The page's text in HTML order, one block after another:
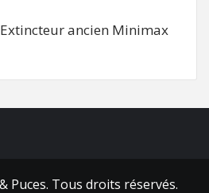
Extincteur ancien Minimax
Puces. Tous droits réservés.